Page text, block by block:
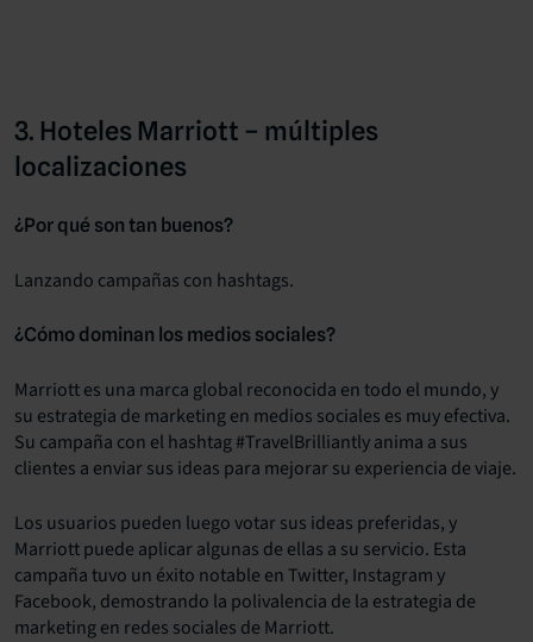
3. Hoteles Marriott – múltiples
localizaciones
¿Por qué son tan buenos?
Lanzando campañas con hashtags.
¿Cómo dominan los medios sociales?
Marriott es una marca global reconocida en todo el mundo, y
su estrategia de marketing en medios sociales es muy efectiva.
Su campaña con el hashtag #TravelBrilliantly anima a sus
clientes a enviar sus ideas para mejorar su experiencia de viaje.
Los usuarios pueden luego votar sus ideas preferidas, y
Marriott puede aplicar algunas de ellas a su servicio. Esta
campaña tuvo un éxito notable en Twitter, Instagram y
Facebook, demostrando la polivalencia de la estrategia de
marketing en redes sociales de Marriott.